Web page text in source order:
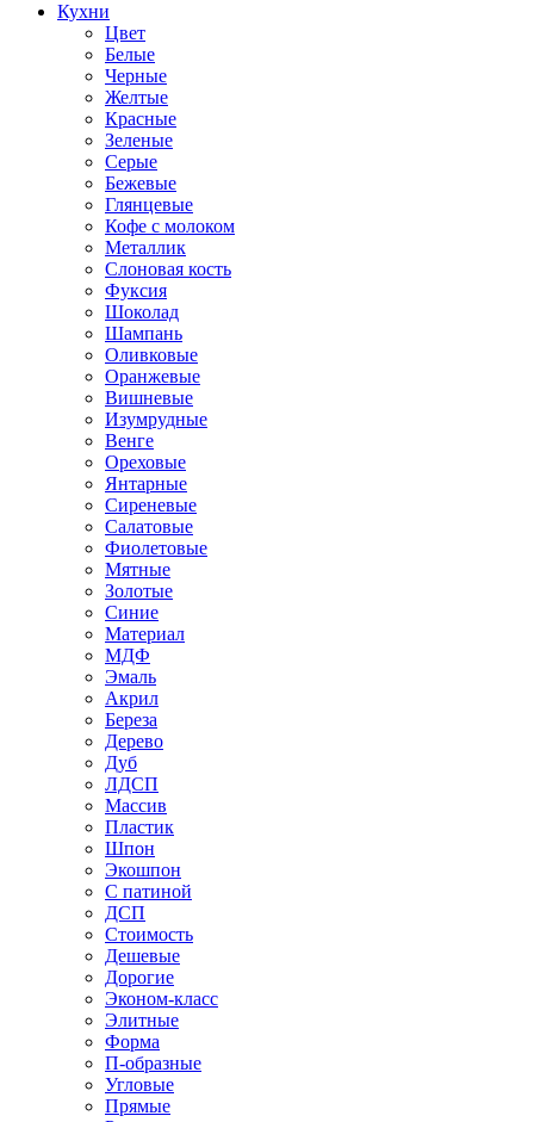
Кухни
Цвет
Белые
Черные
Желтые
Красные
Зеленые
Серые
Бежевые
Глянцевые
Кофе с молоком
Металлик
Слоновая кость
Фуксия
Шоколад
Шампань
Оливковые
Оранжевые
Вишневые
Изумрудные
Венге
Ореховые
Янтарные
Сиреневые
Салатовые
Фиолетовые
Мятные
Золотые
Синие
Материал
МДФ
Эмаль
Акрил
Береза
Дерево
Дуб
ЛДСП
Массив
Пластик
Шпон
Экошпон
С патиной
ДСП
Стоимость
Дешевые
Дорогие
Эконом-класс
Элитные
Форма
П-образные
Угловые
Прямые